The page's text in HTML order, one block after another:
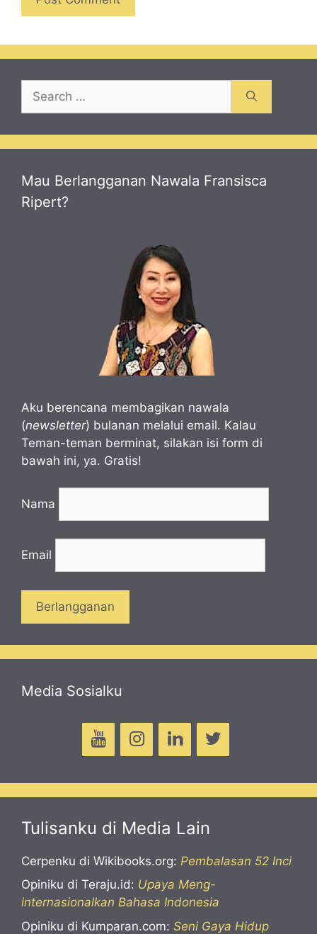
Search
for:
Mau Berlangganan Nawala Fransisca
Ripert?
Aku berencana membagikan nawala
(newsletter) bulanan melalui email. Kalau
Teman-teman berminat, silakan isi form di
bawah ini, ya. Gratis!
Nama
Email
Media Sosialku
Tulisanku di Media Lain
Cerpenku di Wikibooks.org: Pembalasan 52 Inci
Opiniku di Teraju.id: Upaya Meng-
internasionalkan Bahasa Indonesia
Opiniku di Kumparan.com: Seni Gaya Hidup